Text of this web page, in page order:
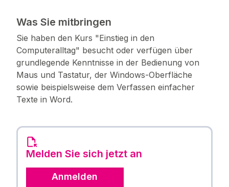
Was Sie mitbringen
Sie haben den Kurs "Einstieg in den
Computeralltag" besucht oder verfügen über
grundlegende Kenntnisse in der Bedienung von
Maus und Tastatur, der Windows-Oberfläche
sowie beispielsweise dem Verfassen einfacher
Texte in Word.
Melden Sie sich jetzt an
Anmelden